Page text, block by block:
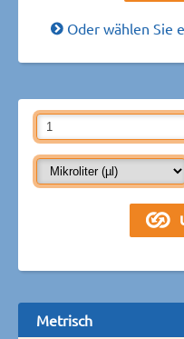
Oder wählen Sie
Metrisch